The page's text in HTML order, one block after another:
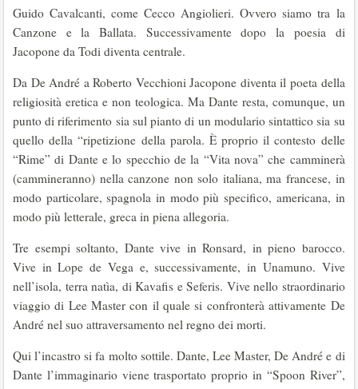
Guido Cavalcanti, come Cecco Angiolieri. Ovvero siamo tra la
Canzone e la Ballata. Successivamente dopo la poesia di
Jacopone da Todi diventa centrale.
Da De André a Roberto Vecchioni Jacopone diventa il poeta della
religiosità eretica e non teologica. Ma Dante resta, comunque, un
punto di riferimento sia sul pianto di un modulario sintattico sia su
quello della “ripetizione della parola. È proprio il contesto delle
“Rime” di Dante e lo specchio de la “Vita nova” che camminerà
(cammineranno) nella canzone non solo italiana, ma francese, in
modo particolare, spagnola in modo più specifico, americana, in
modo più letterale, greca in piena allegoria.
Tre esempi soltanto, Dante vive in Ronsard, in pieno barocco.
Vive in Lope de Vega e, successivamente, in Unamuno. Vive
nell’isola, terra natìa, di Kavafis e Seferis. Vive nello straordinario
viaggio di Lee Master con il quale si confronterà attivamente De
André nel suo attraversamento nel regno dei morti.
Qui l’incastro si fa molto sottile. Dante, Lee Master, De André e di
Dante l’immaginario viene trasportato proprio in “Spoon River”,